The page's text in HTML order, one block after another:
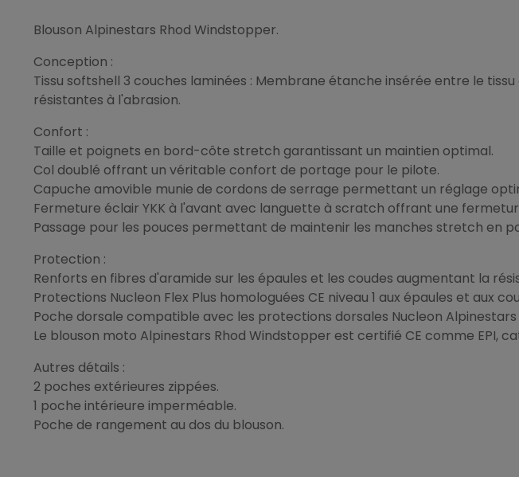
Blouson Alpinestars Rhod Windstopper.
Conception :
Tissu softshell 3 couches laminées : Membrane étanche insérée entre le
résistantes à l'abrasion.
Confort :
Taille et poignets en bord-côte stretch garantissant un maintien optimal.
Col doublé offrant un véritable confort de portage pour le pilote.
Capuche amovible munie de cordons de serrage permettant un réglage
Fermeture éclair YKK à l'avant avec languette à scratch offrant une
Passage pour les pouces permettant de maintenir les manches stretch en
Protection :
Renforts en fibres d'aramide sur les épaules et les coudes augmentant la
Protections Nucleon Flex Plus homologuées CE niveau 1 aux épaules et aux
Poche dorsale compatible avec les protections dorsales Nucleon
Le blouson moto Alpinestars Rhod Windstopper est certifié CE comme EPI,
Autres détails :
2 poches extérieures zippées.
1 poche intérieure imperméable.
Poche de rangement au dos du blouson.